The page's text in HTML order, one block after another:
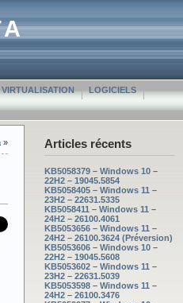
VIRTUALISATION LOGICIELS
Articles récents
KB5058379 – Windows 10 –
22H2 – 19045.5854
KB5058405 – Windows 11 –
23H2 – 22631.5335
KB5058411 – Windows 11 –
24H2 – 26100.4061
KB5053656 – Windows 11 –
24H2 – 26100.3624 (Préversion)
KB5053606 – Windows 10 –
22H2 – 19045.5608
KB5053602 – Windows 11 –
23H2 – 22631.5039
KB5053598 – Windows 11 –
24H2 – 26100.3476
»